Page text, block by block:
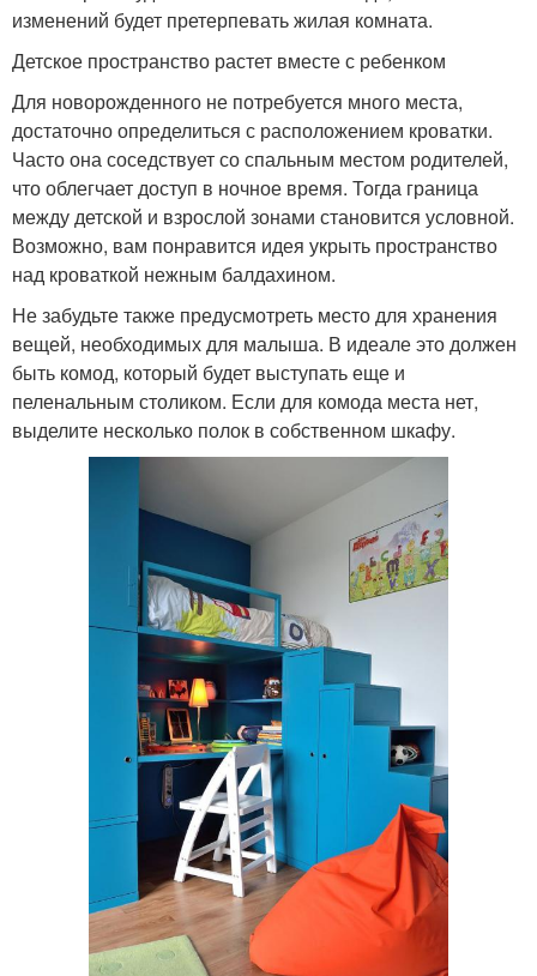
изменений будет претерпевать жилая комната.
Детское пространство растет вместе с ребенком
Для новорожденного не потребуется много места,
достаточно определиться с расположением кроватки.
Часто она соседствует со спальным местом родителей,
что облегчает доступ в ночное время. Тогда граница
между детской и взрослой зонами становится условной.
Возможно, вам понравится идея укрыть пространство
над кроваткой нежным балдахином.
Не забудьте также предусмотреть место для хранения
вещей, необходимых для малыша. В идеале это должен
быть комод, который будет выступать еще и
пеленальным столиком. Если для комода места нет,
выделите несколько полок в собственном шкафу.